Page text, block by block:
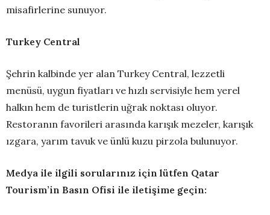
misafirlerine sunuyor.
Turkey Central
Şehrin kalbinde yer alan Turkey Central, lezzetli
menüsü, uygun fiyatları ve hızlı servisiyle hem yerel
halkın hem de turistlerin uğrak noktası oluyor.
Restoranın favorileri arasında karışık mezeler, karışık
ızgara, yarım tavuk ve ünlü kuzu pirzola bulunuyor.
Medya ile ilgili sorularınız için lütfen Qatar
Tourism’in Basın Ofisi ile iletişime geçin: